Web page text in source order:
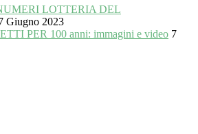
LOTTERIA DEL
Giugno 2023
PER 100 anni: immagini e video 7